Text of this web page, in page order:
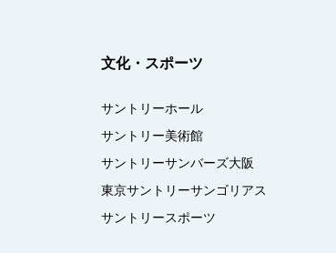
文化・スポーツ
サントリーホール
サントリー美術館
サントリーサンバーズ大阪
東京サントリーサンゴリアス
サントリースポーツ